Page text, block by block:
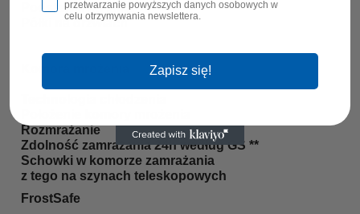
Podstawki na jajka
Półki na drzwiach
Rozmrażanie
Zdolność zamrażania 24h według GS **
Schowki w komorze zamrażania
z tego na szynach teleskopowych
FrostSafe
przetwarzanie powyższych danych osobowych w
celu otrzymywania newslettera.
Zapisz się!